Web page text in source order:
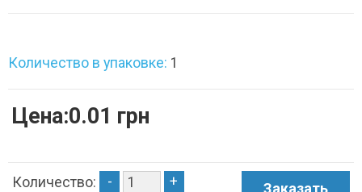
Количество в упаковке: 1
Цена:0.01 грн
Количество: - +